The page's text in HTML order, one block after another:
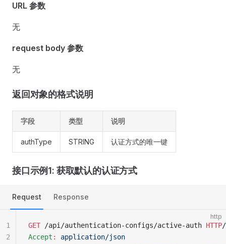
URL 参数
无
request body 参数
无
返回对象的格式说明
字段 类型 说明
authType STRING 认证方式的唯一键
接口示例1: 获取默认的认证方式
Request Response
http
GET /api/authentication-configs/active-auth HTTP/
Accept :
application/json
1
2